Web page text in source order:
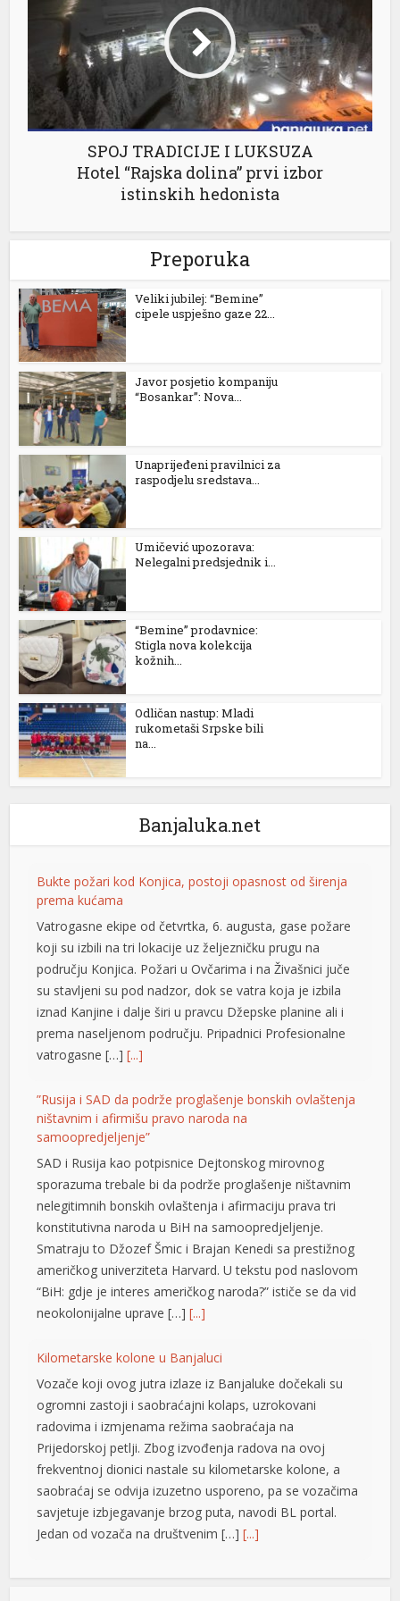
SPOJ TRADICIJE I LUKSUZA
Hotel “Rajska dolina” prvi izbor
istinskih hedonista
Preporuka
Veliki jubilej: “Bemine”
cipele uspješno gaze 22...
Javor posjetio kompaniju
“Bosankar”: Nova...
Unaprijeđeni pravilnici za
raspodjelu sredstava...
Umičević upozorava:
Nelegalni predsjednik i...
“Bemine” prodavnice:
Stigla nova kolekcija
kožnih...
Odličan nastup: Mladi
rukometaši Srpske bili
na...
Banjaluka.net
Bukte požari kod Konjica, postoji opasnost od širenja
prema kućama
Vatrogasne ekipe od četvrtka, 6. augusta, gase požare
koji su izbili na tri lokacije uz željezničku prugu na
području Konjica. Požari u Ovčarima i na Živašnici juče
su stavljeni su pod nadzor, dok se vatra koja je izbila
iznad Kanjine i dalje širi u pravcu Džepske planine ali i
prema naseljenom području. Pripadnici Profesionalne
vatrogasne […][...]
”Rusija i SAD da podrže proglašenje bonskih ovlaštenja
ništavnim i afirmišu pravo naroda na
samoopredjeljenje”
SAD i Rusija kao potpisnice Dejtonskog mirovnog
sporazuma trebale bi da podrže proglašenje ništavnim
nelegitimnih bonskih ovlaštenja i afirmaciju prava tri
konstitutivna naroda u BiH na samoopredjeljenje.
Smatraju to Džozef Šmic i Brajan Kenedi sa prestižnog
američkog univerziteta Harvard. U tekstu pod naslovom
“BiH: gdje je interes američkog naroda?” ističe se da vid
neokolonijalne uprave […][...]
Kilometarske kolone u Banjaluci
Vozače koji ovog jutra izlaze iz Banjaluke dočekali su
ogromni zastoji i saobraćajni kolaps, uzrokovani
radovima i izmjenama režima saobraćaja na
Prijedorskoj petlji. Zbog izvođenja radova na ovoj
frekventnoj dionici nastale su kilometarske kolone, a
saobraćaj se odvija izuzetno usporeno, pa se vozačima
savjetuje izbjegavanje brzog puta, navodi BL portal.
Jedan od vozača na društvenim […][...]
Pripremite kišobrane: Nakon vrelog dana stižu pljuskovi i